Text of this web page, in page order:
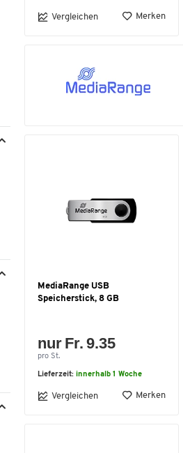
Vergleichen Merken
MediaRange USB
Speicherstick, 8 GB
nur Fr. 9.35
pro St.
Lieferzeit: innerhalb 1 Woche
Vergleichen Merken